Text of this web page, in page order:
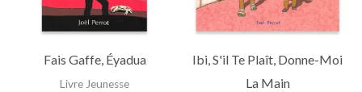
Fais Gaffe, Éyadua
Livre Jeunesse
Ibi, S'il Te Plaît, Donne-Moi
La Main